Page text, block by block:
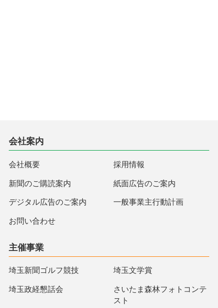
会社案内
会社概要 採用情報
新聞のご購読案内 紙面広告のご案内
デジタル広告のご案内 一般事業主行動計画
お問い合わせ
主催事業
埼玉新聞ゴルフ競技 埼玉文学賞
埼玉政経懇話会
さいたま森林フォトコンテ
スト